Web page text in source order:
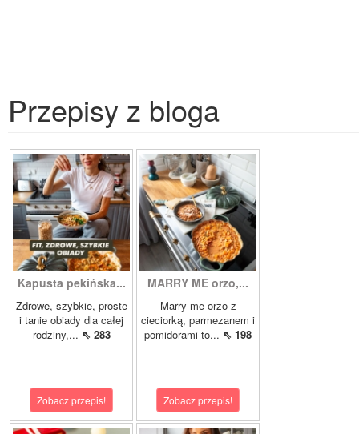
Przepisy z bloga
Kapusta pekińska...
Zdrowe, szybkie, proste
i tanie obiady dla całej
rodziny,... ⇖ 283
Zobacz przepis!
MARRY ME orzo,...
Marry me orzo z
cieciorką, parmezanem i
pomidorami to... ⇖ 198
Zobacz przepis!